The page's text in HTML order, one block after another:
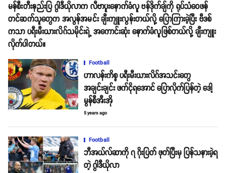
မန်စီးတီးနည်းပြ ဂွါဒီယိုလာက လီဗာပူးနောက်ခံလူ ဗန်ဒိုက်ချ်ကို ရုပ်သံဝေဖန်
တင်ဆက်သူတွေက အလွန်အမင်း ချီးကျူးလွန်းတယ်လို့ ပြောကြားခဲ့ပြီး ဗီဒစ်
ကသာ ပရီးမီးယားလိဂ်သမိုင်းရဲ့ အကောင်းဆုံး နောက်ခံလူဖြစ်တယ်လို့ ချီးကျူး
လိုက်ပါတယ်။
Football
ဟာလန်းကိစ္စ ပရီးမီးယားလိဂ်အသင်းတွေ
အချင်းချင်း ဖက်ငိုရအောင် ပြောလိုက်ပြန်တဲ့ ဒေါ့
မွန်စီအီးအို
5 years ago
Football
ဘီအယ်လ်ဆာကို ၇ ဂိုးပြတ် ဖုတ်ပြီးမှ ပြန်သနားခဲ့ရ
တဲ့ ဂွါဒီယိုလာ